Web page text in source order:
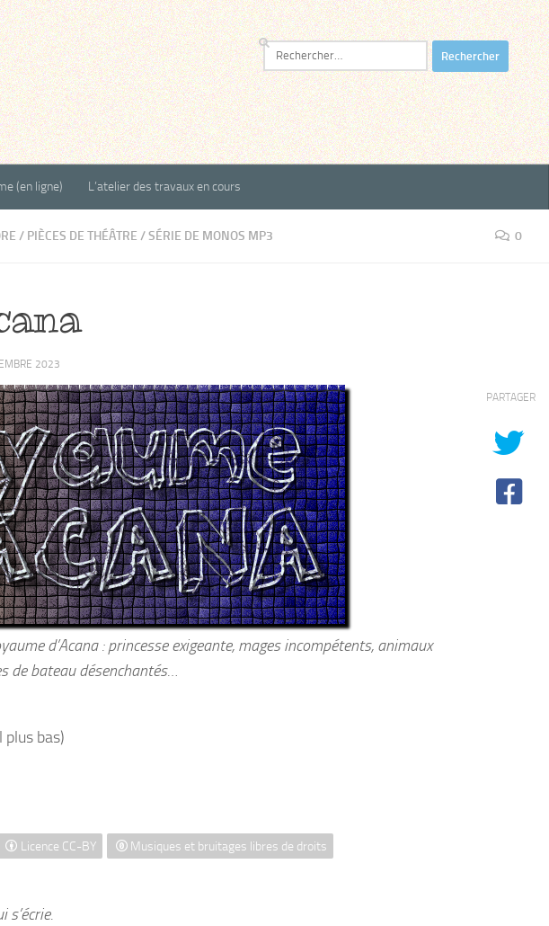
Rechercher :
(en ligne) L’atelier des travaux en cours
/ PIÈCES DE THÉÂTRE /SÉRIE DE MONOS MP3 0
2023
d’Acana : princesse exigeante, mages incompétents, animaux
de bateau désenchantés…
bas)
Licence CC-BY Musiques et bruitages libres de droits
s’écrie.
PARTAGER